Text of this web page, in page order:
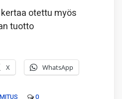
otettu myös
tuotto
X WhatsApp
0